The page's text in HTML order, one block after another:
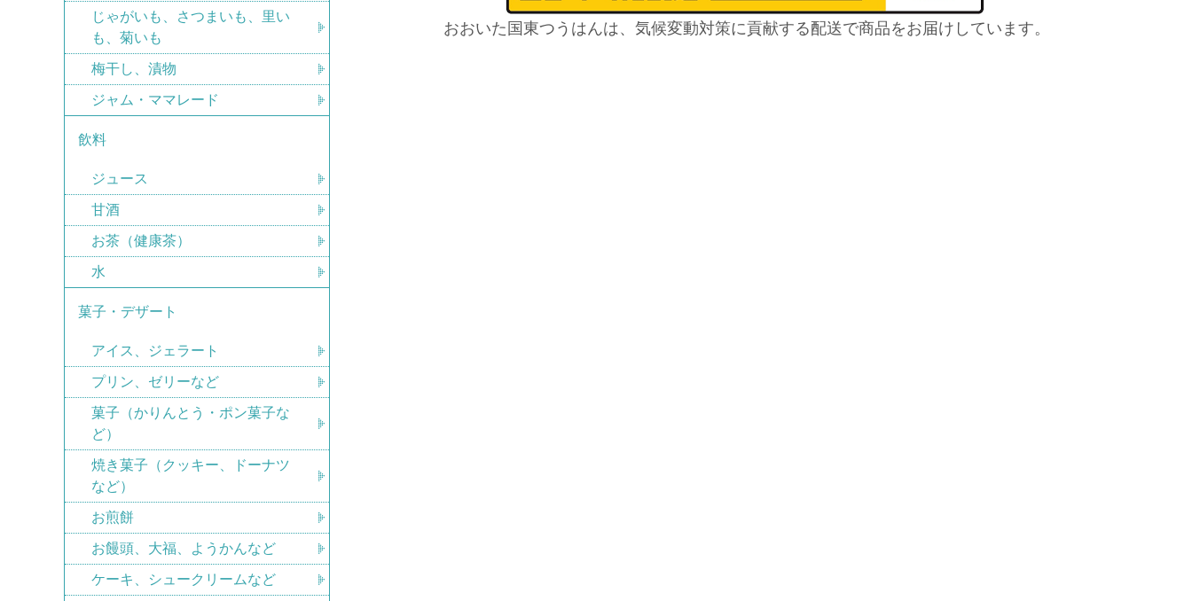
おおいた国東つうはんは、気候変動対策に貢献する配送で商品をお届けしています。
じゃがいも、さつまいも、里い
も、菊いも
梅干し、漬物
ジャム・ママレード
飲料
ジュース
甘酒
お茶（健康茶）
水
菓子・デザート
アイス、ジェラート
プリン、ゼリーなど
菓子（かりんとう・ポン菓子な
ど）
焼き菓子（クッキー、ドーナツ
など）
お煎餅
お饅頭、大福、ようかんなど
ケーキ、シュークリームなど